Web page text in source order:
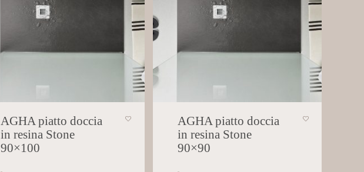
AGHA piatto doccia
in resina Stone
90×100
AGHA piatto doccia
in resina Stone
90×90